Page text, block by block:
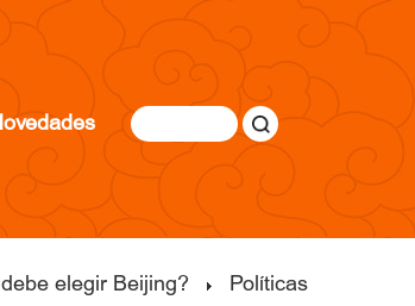
elegir Beijing? Políticas